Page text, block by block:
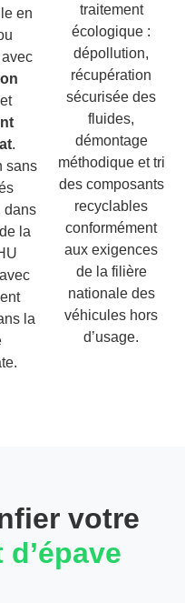
en
.
sans
dans
la
la
traitement
écologique :
dépollution,
récupération
sécurisée des
fluides,
démontage
méthodique et tri
des composants
recyclables
conformément
aux exigences
de la filière
nationale des
véhicules hors
d’usage.
votre